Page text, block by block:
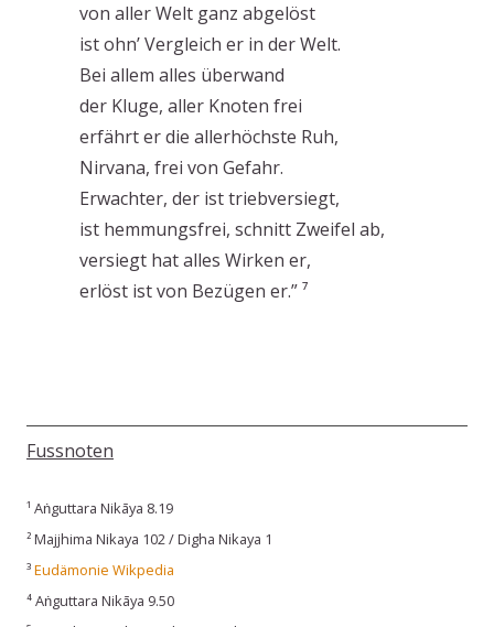
von aller Welt ganz abgelöst
ist ohn’ Vergleich er in der Welt.
Bei allem alles überwand
der Kluge, aller Knoten frei
erfährt er die allerhöchste Ruh,
Nirvana, frei von Gefahr.
Erwachter, der ist triebversiegt,
ist hemmungsfrei, schnitt Zweifel ab,
versiegt hat alles Wirken er,
erlöst ist von Bezügen er.” ⁷
Fussnoten
¹ Aṅguttara Nikāya 8.19
² Majjhima Nikaya 102 / Digha Nikaya 1
³Eudämonie Wikpedia
⁴ Aṅguttara Nikāya 9.50